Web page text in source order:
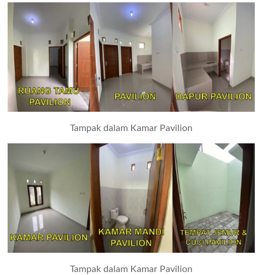
Tampak dalam Kamar Pavilion
Tampak dalam Kamar Pavilion